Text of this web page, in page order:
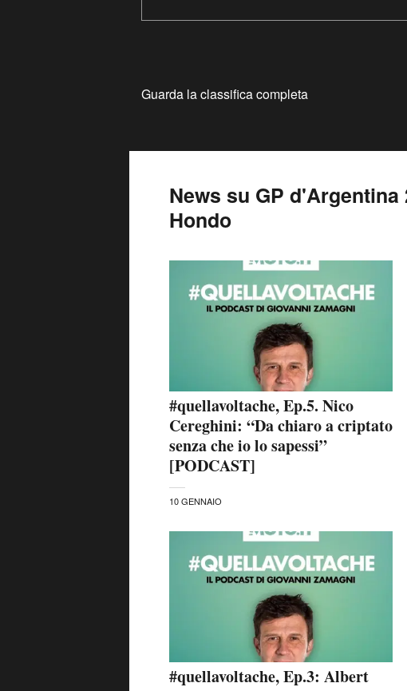
Guarda la classifica completa
News su GP d'Argentina
Hondo
#quellavoltache, Ep.5. Nico
Cereghini: “Da chiaro a criptato
senza che io lo sapessi”
[PODCAST]
10 GENNAIO
#quellavoltache, Ep.3: Albert